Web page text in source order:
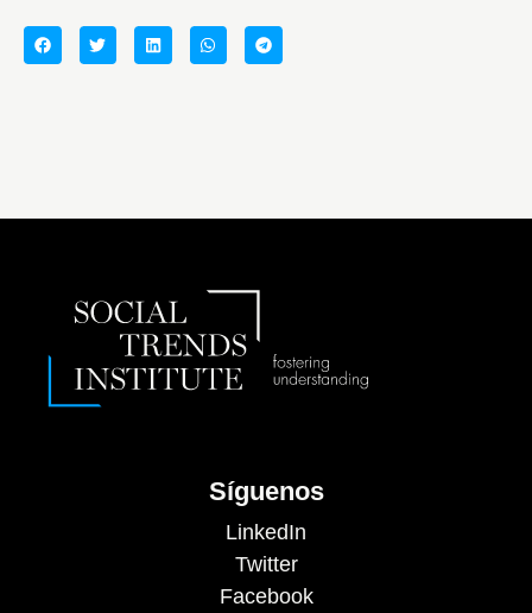
Síguenos
LinkedIn
Twitter
Facebook